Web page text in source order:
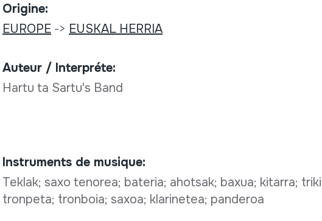
Origine:
EUROPE-> EUSKAL HERRIA
Auteur / Interpréte:
Hartu ta Sartu's Band
Instruments de musique:
Teklak; saxo tenorea; bateria; ahotsak; baxua; kitarra;
tronpeta; tronboia; saxoa; klarinetea; panderoa